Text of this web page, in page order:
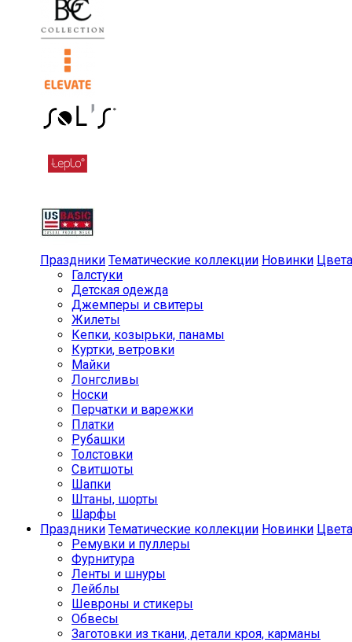
Праздники Тематические коллекции Новинки Цвета
Галстуки
Детская одежда
Джемперы и свитеры
Жилеты
Кепки, козырьки, панамы
Куртки, ветровки
Майки
Лонгсливы
Носки
Перчатки и варежки
Платки
Рубашки
Толстовки
Свитшоты
Шапки
Штаны, шорты
Шарфы
Праздники Тематические коллекции Новинки Цвета
Ремувки и пуллеры
Фурнитура
Ленты и шнуры
Лейблы
Шевроны и стикеры
Обвесы
Заготовки из ткани, детали кроя, карманы